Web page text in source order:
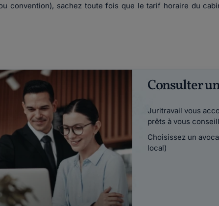
convention), sachez toute fois que le tarif horaire du
Consulter
Juritravail vous
prêts à vous
Choisissez un
local)